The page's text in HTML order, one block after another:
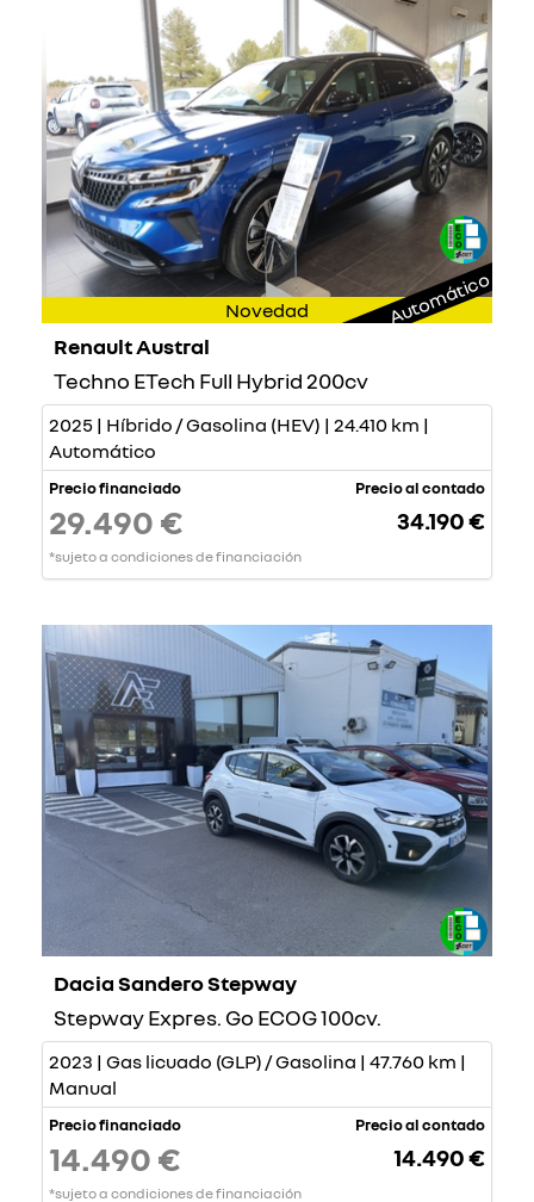
Novedad Automático
Renault Austral
Techno ETech Full Hybrid 200cv
2025 | Híbrido / Gasolina (HEV) | 24.410 km |
Automático
Precio financiado
29.490 €
*sujeto a condiciones de financiación
Precio al contado
34.190 €
Dacia Sandero Stepway
Stepway Expres. Go ECOG 100cv.
2023 | Gas licuado (GLP) / Gasolina | 47.760 km |
Manual
Precio financiado
14.490 €
*sujeto a condiciones de financiación
Precio al contado
14.490 €